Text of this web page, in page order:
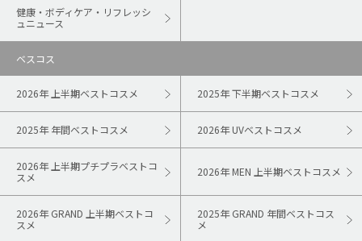
健康・ボディケア・リフレッシ
ュニュース
ベスコス
2026年 上半期ベストコスメ 2025年 下半期ベストコスメ
2025年 年間ベストコスメ 2026年 UVベストコスメ
2026年 上半期プチプラベストコ
スメ
2026年 MEN 上半期ベストコスメ
2026年 GRAND 上半期ベストコ
スメ
2025年 GRAND 年間ベストコス
メ